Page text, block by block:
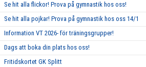
Se hit alla flickor! Prova på gymnastik hos oss!
Se hit alla pojkar! Prova på gymnastik hos oss 14/1
Information VT 2026- för träningsgrupper!
Dags att boka din plats hos oss!
Fritidskortet GK Splitt